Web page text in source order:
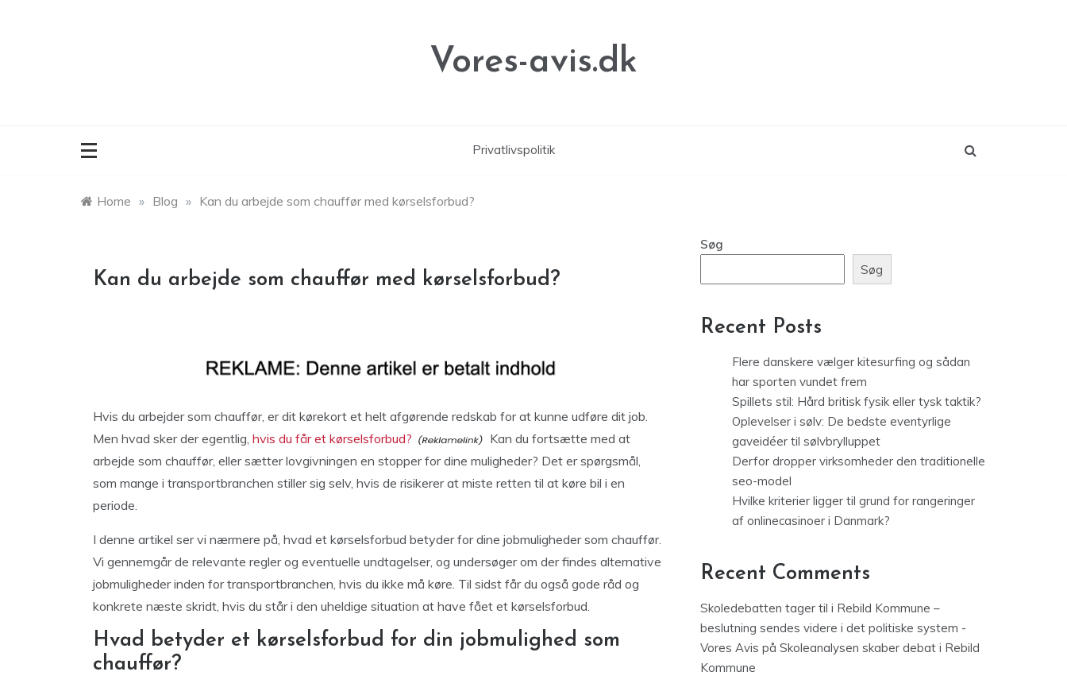
Vores-avis.dk
Privatlivspolitik
Home » Blog » Kan du arbejde som chauffør med kørselsforbud?
Kan du arbejde som chauffør med kørselsforbud?
Hvis du arbejder som chauffør, er dit kørekort et helt afgørende redskab for at kunne udføre dit job.
Men hvad sker der egentlig, hvis du får et kørselsforbud?
Kan du fortsætte med at
arbejde som chauffør, eller sætter lovgivningen en stopper for dine muligheder? Det er spørgsmål,
som mange i transportbranchen stiller sig selv, hvis de risikerer at miste retten til at køre bil i en
periode.
I denne artikel ser vi nærmere på, hvad et kørselsforbud betyder for dine jobmuligheder som chauffør.
Vi gennemgår de relevante regler og eventuelle undtagelser, og undersøger om der findes alternative
jobmuligheder inden for transportbranchen, hvis du ikke må køre. Til sidst får du også gode råd og
konkrete næste skridt, hvis du står i den uheldige situation at have fået et kørselsforbud.
Hvad betyder et kørselsforbud for din jobmulighed som
chauffør?
Søg
Søg
Recent Posts
Flere danskere vælger kitesurfing og sådan
har sporten vundet frem
Spillets stil: Hård britisk fysik eller tysk taktik?
Oplevelser i sølv: De bedste eventyrlige
gaveidéer til sølvbrylluppet
Derfor dropper virksomheder den traditionelle
seo-model
Hvilke kriterier ligger til grund for rangeringer
af onlinecasinoer i Danmark?
Recent Comments
Skoledebatten tager til i Rebild Kommune –
beslutning sendes videre i det politiske system -
Vores Avis på Skoleanalysen skaber debat i Rebild
Kommune